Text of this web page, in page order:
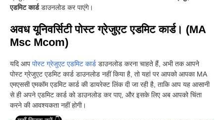
एडमिट कार्डडाउनलोड कर पाएंगे।
अवध यूनिवर्सिटी पोस्ट ग्रेजुएट एडमिट कार्ड। (MA
Msc Mcom)
यदि आप पोस्ट ग्रेजुएट एडमिट कार्ड डाउनलोड करना चाहते हैं, अभी तक आपने
पोस्ट ग्रेजुएट एडमिट कार्ड डाउनलोड नहीं किया है, तो यहां पर आपको आपका MA
एमएससी एमकॉम एडमिट कार्ड की डायरेक्ट लिंक दी जा रही है, ताकि आप यह आसानी
से ही अपने एडमिट कार्ड को डाउनलोड कर पाए, और इसके लिए अब आपको चिंता
करने की आवश्यकता नहीं होगी।